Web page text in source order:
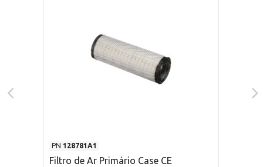
PN 128781A1
Filtro de Ar Primário Case CE